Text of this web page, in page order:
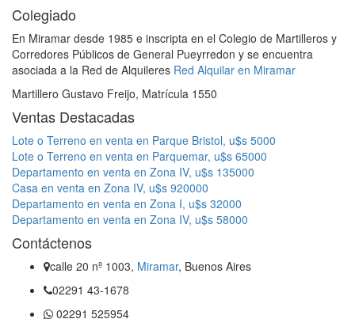
Colegiado
En Miramar desde 1985 e inscripta en el Colegio de Martilleros y
Corredores Públicos de General Pueyrredon y se encuentra
asociada a la Red de Alquileres Red Alquilar en Miramar
Martillero Gustavo Freijo, Matrícula 1550
Ventas Destacadas
Lote o Terreno en venta en Parque Bristol, u$s 5000
Lote o Terreno en venta en Parquemar, u$s 65000
Departamento en venta en Zona IV, u$s 135000
Casa en venta en Zona IV, u$s 920000
Departamento en venta en Zona I, u$s 32000
Departamento en venta en Zona IV, u$s 58000
Contáctenos
calle 20 nº 1003, Miramar, Buenos Aires
02291 43-1678
02291 525954